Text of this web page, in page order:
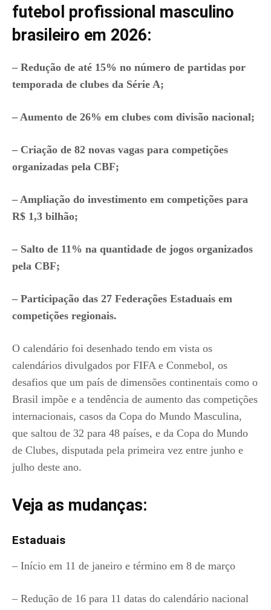
futebol profissional masculino
brasileiro em 2026:
– Redução de até 15% no número de partidas por
temporada de clubes da Série A;
– Aumento de 26% em clubes com divisão nacional;
– Criação de 82 novas vagas para competições
organizadas pela CBF;
– Ampliação do investimento em competições para
R$ 1,3 bilhão;
– Salto de 11% na quantidade de jogos organizados
pela CBF;
– Participação das 27 Federações Estaduais em
competições regionais.
O calendário foi desenhado tendo em vista os
calendários divulgados por FIFA e Conmebol, os
desafios que um país de dimensões continentais como o
Brasil impõe e a tendência de aumento das competições
internacionais, casos da Copa do Mundo Masculina,
que saltou de 32 para 48 países, e da Copa do Mundo
de Clubes, disputada pela primeira vez entre junho e
julho deste ano.
Veja as mudanças:
Estaduais
– Início em 11 de janeiro e término em 8 de março
– Redução de 16 para 11 datas do calendário nacional